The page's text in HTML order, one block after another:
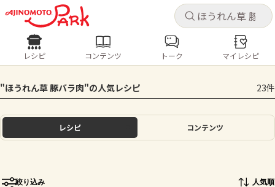
キャ
ログインするとレシピを保存できます
ログイン
ホーム
キャ
レシピ コンテンツ
人気の食材・レシピ
きゅうり なす トマト とうもろこし
ピーマン
レシピ コンテンツ トーク マイレシピ
"ほうれん草 豚バラ肉"の人気レシピ 23件
レシピ コンテンツ
絞り込み 人気順